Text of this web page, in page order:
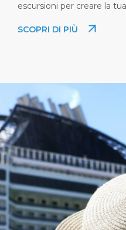
escursioni per creare la
SCOPRI DI PIÙ